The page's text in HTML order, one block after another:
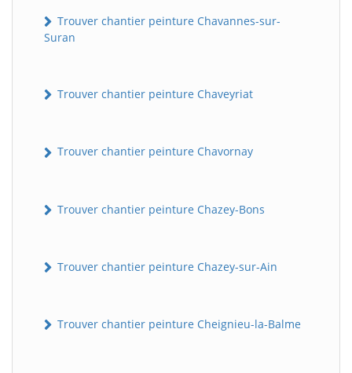
Trouver chantier peinture Chavannes-sur-
Suran
Trouver chantier peinture Chaveyriat
Trouver chantier peinture Chavornay
Trouver chantier peinture Chazey-Bons
Trouver chantier peinture Chazey-sur-Ain
Trouver chantier peinture Cheignieu-la-Balme